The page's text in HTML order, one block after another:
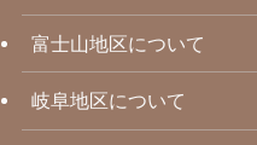
富士山地区について
岐阜地区について